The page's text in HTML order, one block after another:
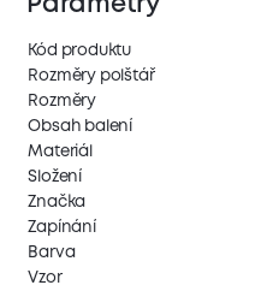
Parametry
Kód produktu
Rozměry polštář
Rozměry
Obsah balení
Materiál
Složení
Značka
Zapínání
Barva
Vzor